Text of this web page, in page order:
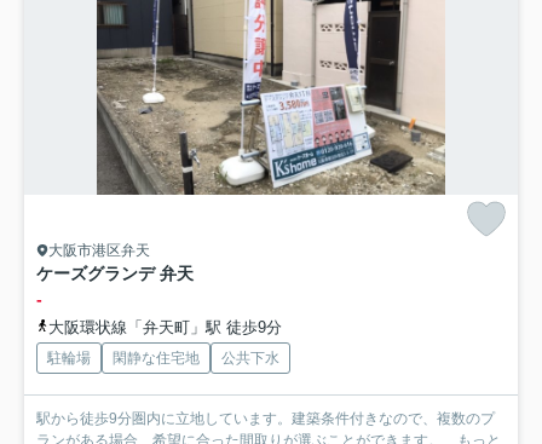
大阪市港区弁天
ケーズグランデ 弁天
-
大阪環状線「弁天町」駅 徒歩9分
駐輪場 閑静な住宅地 公共下水
駅から徒歩9分圏内に立地しています。建築条件付きなので、複数のプ
ランがある場合、希望に合った間取りが選ぶことができます。...
もっと